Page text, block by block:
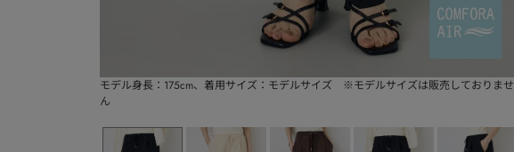
モデル身長：175cm、着用サイズ：モデルサイズ ※モデルサイズは販売しておりませ
ん